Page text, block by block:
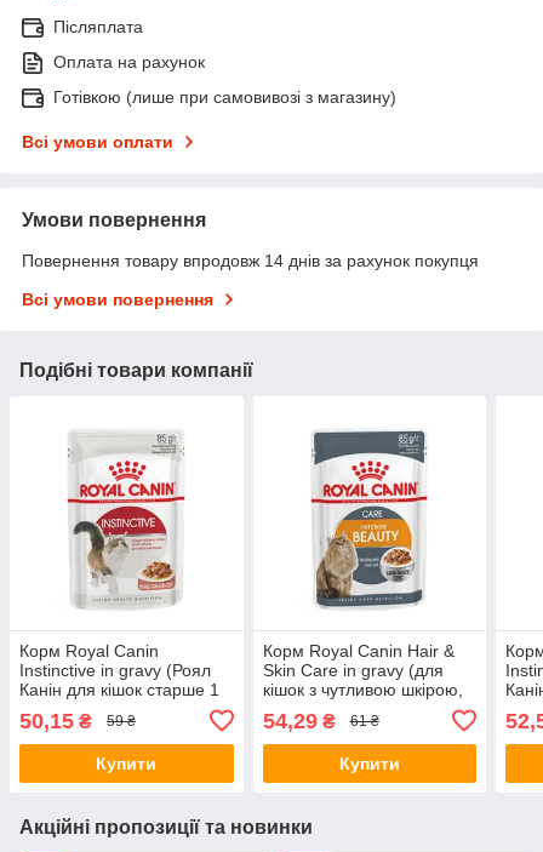
Післяплата
Оплата на рахунок
Готівкою (лише при самовивозі з магазину)
Всі умови оплати
Умови повернення
Повернення товару впродовж 14 днів за рахунок покупця
Всі умови повернення
Подібні товари компанії
Корм Royal Canin
Instinctive in gravy (Роял
Канін для кішок старше 1
50,15 ₴ 59 ₴
Купити
Корм Royal Canin Hair &
Skin Care in gravy (для
кішок з чутливою шкірою,
54,29₴ 61 ₴
Купити
Акційні пропозиції та новинки